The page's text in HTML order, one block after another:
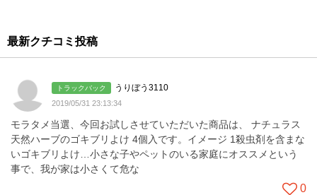
最新クチコミ投稿
トラックバック うりぼう3110
2019/05/31 23:13:34
モラタメ当選、今回お試しさせていただいた商品は、 ナチュラス
天然ハーブのゴキブリよけ 4個入です。イメージ 1殺虫剤を含まな
いゴキブリよけ…小さな子やペットのいる家庭にオススメという
事で、我が家は小さくて危な
0